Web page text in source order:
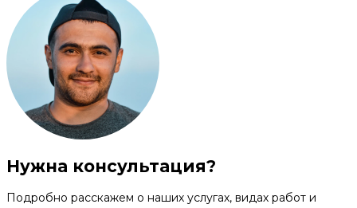
Нужна консультация?
Подробно расскажем о наших услугах, видах работ и